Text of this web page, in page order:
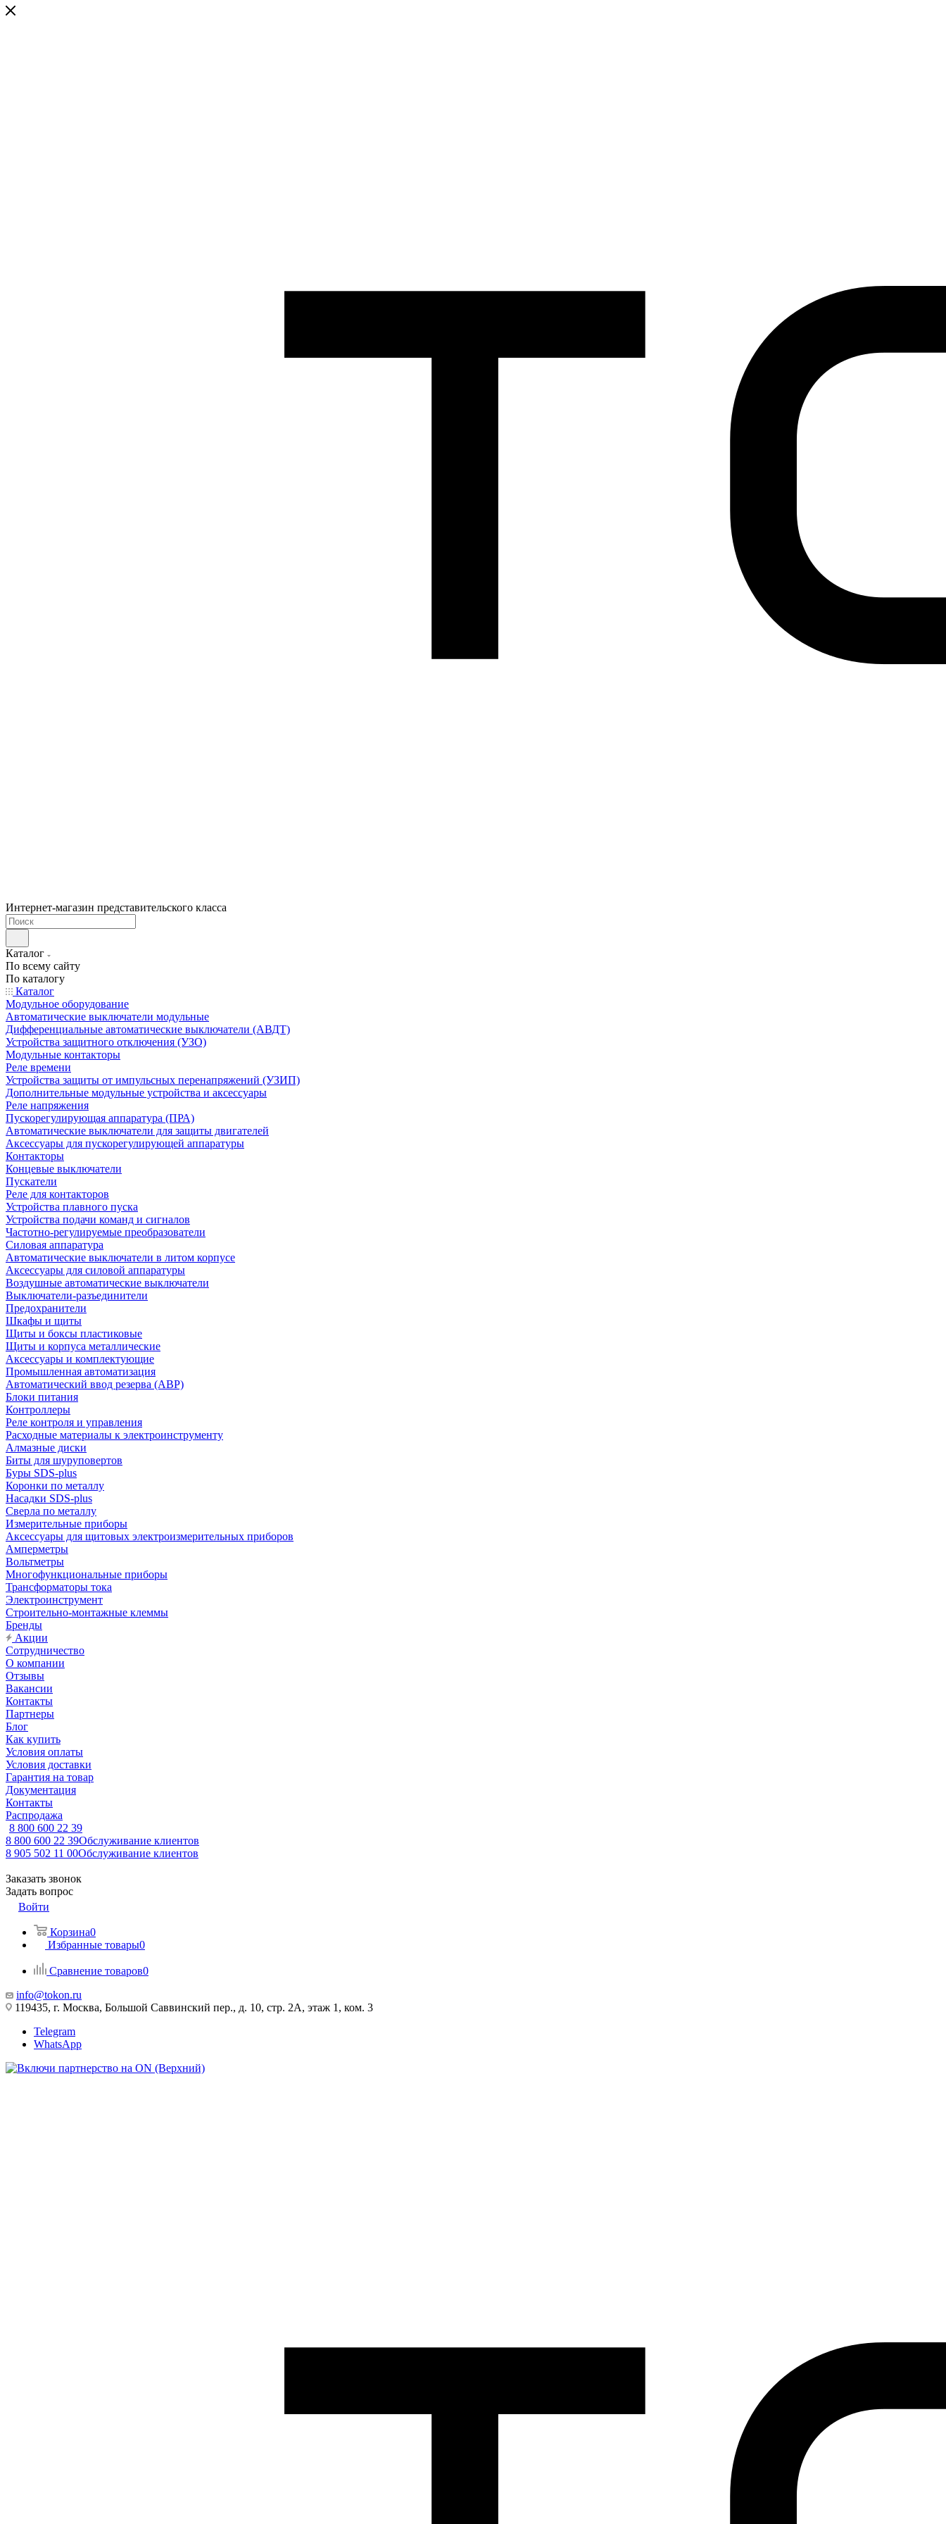
Интернет-магазин представительского класса
Каталог
По всему сайту
По каталогу
Каталог
Модульное оборудование
Автоматические выключатели модульные
Дифференциальные автоматические выключатели (АВДТ)
Устройства защитного отключения (УЗО)
Модульные контакторы
Реле времени
Устройства защиты от импульсных перенапряжений (УЗИП)
Дополнительные модульные устройства и аксессуары
Реле напряжения
Пускорегулирующая аппаратура (ПРА)
Автоматические выключатели для защиты двигателей
Аксессуары для пускорегулирующей аппаратуры
Контакторы
Концевые выключатели
Пускатели
Реле для контакторов
Устройства плавного пуска
Устройства подачи команд и сигналов
Частотно-регулируемые преобразователи
Силовая аппаратура
Автоматические выключатели в литом корпусе
Аксессуары для силовой аппаратуры
Воздушные автоматические выключатели
Выключатели-разъединители
Предохранители
Шкафы и щиты
Щиты и боксы пластиковые
Щиты и корпуса металлические
Аксессуары и комплектующие
Промышленная автоматизация
Автоматический ввод резерва (АВР)
Блоки питания
Контроллеры
Реле контроля и управления
Расходные материалы к электроинструменту
Алмазные диски
Биты для шуруповертов
Буры SDS-plus
Коронки по металлу
Насадки SDS-plus
Сверла по металлу
Измерительные приборы
Аксессуары для щитовых электроизмерительных приборов
Амперметры
Вольтметры
Многофункциональные приборы
Трансформаторы тока
Электроинструмент
Строительно-монтажные клеммы
Бренды
Акции
Сотрудничество
О компании
Отзывы
Вакансии
Контакты
Партнеры
Блог
Как купить
Условия оплаты
Условия доставки
Гарантия на товар
Документация
Контакты
Распродажа
8 800 600 22 39
8 800 600 22 39Обслуживание клиентов
8 905 502 11 00Обслуживание клиентов
Заказать звонок
Задать вопрос
Войти
Корзина0
Избранные товары0
Сравнение товаров0
info@tokon.ru
119435, г. Москва, Большой Саввинский пер., д. 10, стр. 2А, этаж 1, ком. 3
Telegram
WhatsApp